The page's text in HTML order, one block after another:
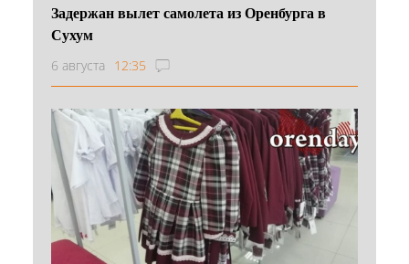
Задержан вылет самолета из Оренбурга в
Сухум
6 августа 12:35